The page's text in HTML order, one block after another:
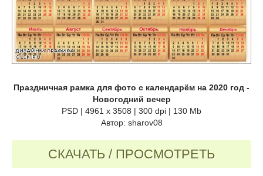
Праздничная рамка для фото с календарём на 2020 год -
Новогодний вечер
PSD | 4961 х 3508 | 300 dpi | 130 Mb
Автор: sharov08
СКАЧАТЬ / ПРОСМОТРЕТЬ